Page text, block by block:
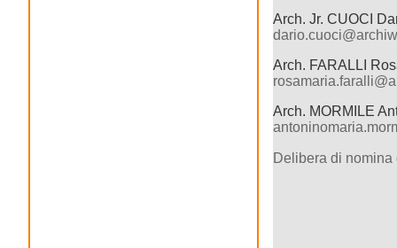
Arch. Jr. CUOCI
Arch. FARALLI
Arch. MORMILE
Delibera di